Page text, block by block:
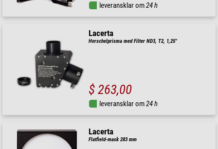
leveransklar om24 h
Lacerta
Herschelprisma med Filter ND3, T2, 1,25"
$ 263,00
leveransklar om24 h
Lacerta
Flatfield-mask 283 mm